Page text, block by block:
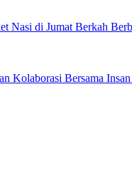
Nasi di Jumat Berkah
Kolaborasi Bersama